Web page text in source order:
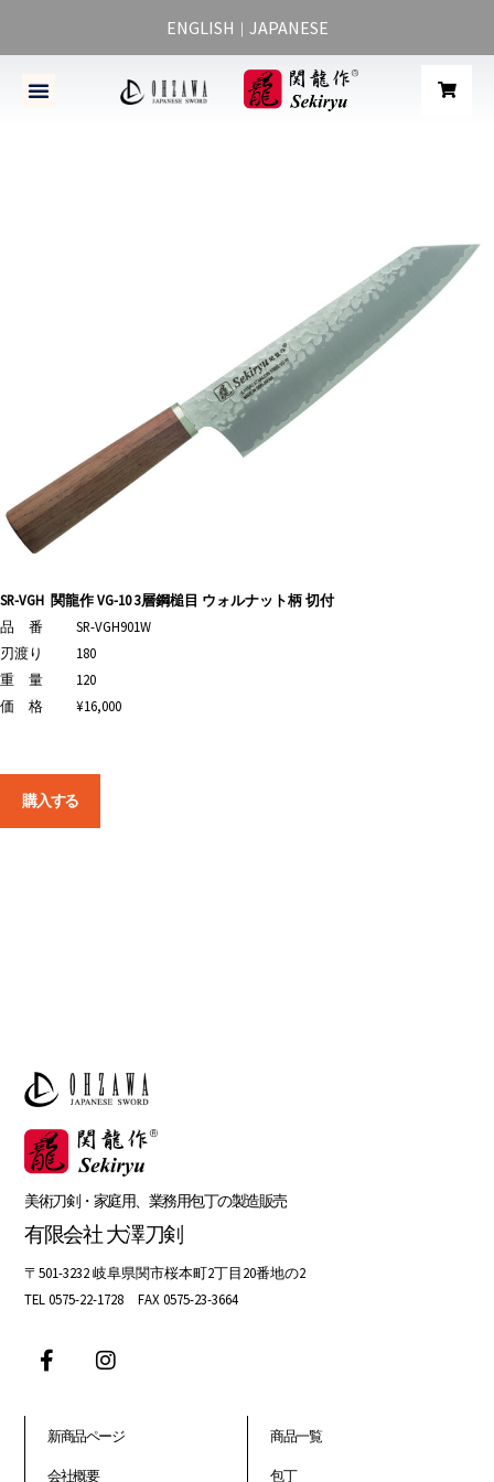
ENGLISH ｜ JAPANESE
SR-VGH 関龍作 VG-10 3層鋼槌目 ウォルナット柄 切付
品 番
刃渡り
重 量
価 格
SR-VGH901W
180
120
¥16,000
購入する
美術刀剣・家庭用、業務用包丁の製造販売
有限会社 大澤刀剣
〒501-3232 岐阜県関市桜本町2丁目20番地の2
TEL 0575-22-1728 FAX 0575-23-3664
新商品ページ
会社概要
商品一覧
包丁